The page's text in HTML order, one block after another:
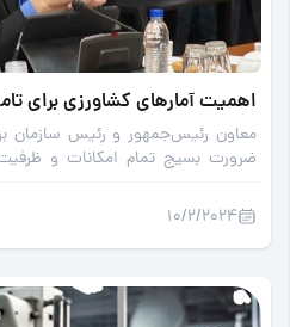
اهمیت آمارهای کشاورزی برای
معاون رئیس‌جمهور و رئیس سازمان
ضرورت بسیج تمام امکانات و
در کشور است.
10/2/2024